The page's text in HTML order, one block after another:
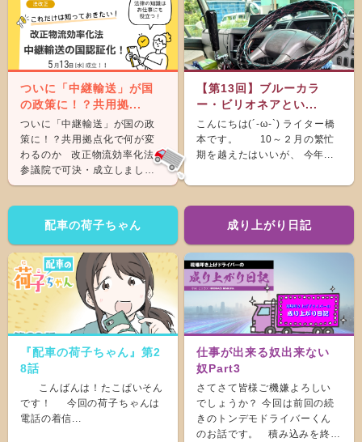
ついに「中継輸送」が国
の政策に！？共用拠...
ついに「中継輸送」が国の政
策に！？共用拠点化で何が変
わるのか 改正物流効率化法が
参議院で可決・成立しまし
た。 &nb...
【第13回】ブルーカラ
ー・ビリオネアとい...
こんにちは(´-ω-`) ライター橋
本です。 10～２月の繁忙
期を越えたはいいが、 今年...
配車の荷子ちゃん
『配車の荷子ちゃん』第2
8話
こんばんは！たこぱいそん
です！ 今回の荷子ちゃんは
電話の着信...
成り上がり日記
仕事が出来る奴出来ない
奴Part3
さてさて皆様ご機嫌よろしい
でしょうか？ 今回は前回の続
きのトンデモドライバーくん
のお話です。 積み込みを終